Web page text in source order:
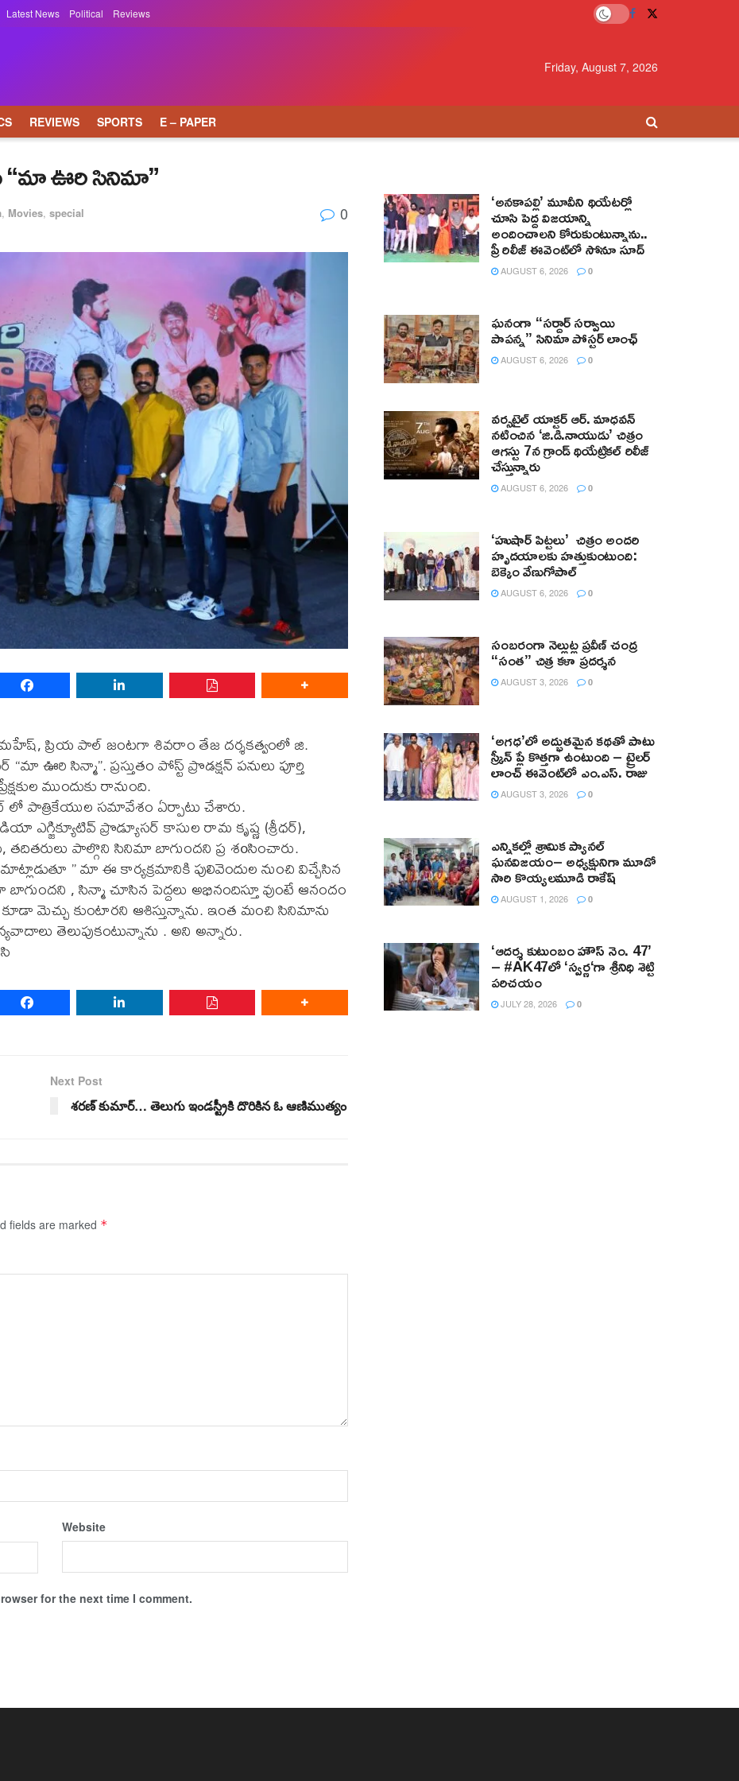
Latest News Political Reviews
Friday, August 7, 2026
REVIEWS SPORTS E – PAPER
“మా ఊరి సినిమా”
, Movies, special 0
ప్రియ పాల్ జంటగా శివరాం తేజ దర్శకత్వంలో జి.
ఊరి సిన్మా”. ప్రస్తుతం పోస్ట్ ప్రొడక్షన్ పనులు పూర్తి
ముందుకు రానుంది.
లో పాత్రికేయుల సమావేశం ఏర్పాటు చేశారు.
ఎగ్జిక్యూటివ్ ప్రొడ్యూసర్ కాసుల రామ కృష్ణ (శ్రీధర్),
పాల్గొని సినిమా బాగుందని ప్ర శoసించారు.
” మా ఈ కార్యక్రమానికి పులివెందుల నుంచి విచ్చేసిన
, సిన్మా చూసిన పెద్దలు అభినందిస్తూ వుంటే ఆనందం
కూడా మెచ్చు కుంటారని ఆశిస్తున్నాను. ఇంత మంచి సినిమాను
తెలుపుకంటున్నాను . అని అన్నారు.
Next Post
శ‌ర‌ణ్ కుమార్‌… తెలుగు ఇండ‌స్ట్రీకి దొరికిన ఓ ఆణిముత్యం
fields are marked *
Website
for the next time I comment.
‘అనకాపల్లి’ మూవీని థియేటర్లో
చూసి పెద్ద విజయాన్ని
అందించాలని కోరుకుంటున్నాను..
ప్రీ రిలీజ్ ఈవెంట్‌లో సోనూ సూద్
AUGUST 6, 2026 0
ఘనంగా “సర్దార్ సర్వాయి
పాపన్న” సినిమా పోస్టర్ లాంఛ్
AUGUST 6, 2026 0
వర్సటైల్ యాక్టర్ ఆర్‌. మాధవన్‌
నటించిన ‘జి.డి.నాయుడు’ చిత్రం
ఆగస్టు 7న గ్రాండ్ థియేట్రికల్ రిలీజ్
చేస్తున్నారు
AUGUST 6, 2026 0
‘హుషార్‌ పిట్టలు’ చిత్రం అందరి
హృదయాలకు హత్తుకుంటుంది:
బెక్కెం వేణుగోపాల్‌
AUGUST 6, 2026 0
సంబరంగా నెల్లుట్ల ప్రవీణ్ చంద్ర
“సంత” చిత్ర కళా ప్రదర్శన
AUGUST 3, 2026 0
‘అగధ’లో అద్భుతమైన కథతో పాటు
స్క్రీన్ ప్లే కొత్తగా ఉంటుంది – ట్రైలర్
లాంచ్ ఈవెంట్‌లో ఎం.ఎస్. రాజు
AUGUST 3, 2026 0
ఎన్నికల్లో శ్రామిక ప్యానల్‌
ఘనవిజయం– అధ్యక్షునిగా మూడో
సారి కొయ్యలమూడి రాకేష్‌
AUGUST 1, 2026 0
‘ఆదర్శ కుటుంబం హౌస్ నెం. 47’
– #AK47లో ‘స్వర్ణ‘గా శ్రీనిధి శెట్టి
పరిచయం
JULY 28, 2026 0